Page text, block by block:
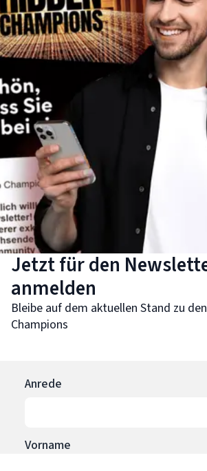
Jetzt für den
anmelden
Bleibe auf dem aktuellen Stand zu
Champions
Anrede
Vorname